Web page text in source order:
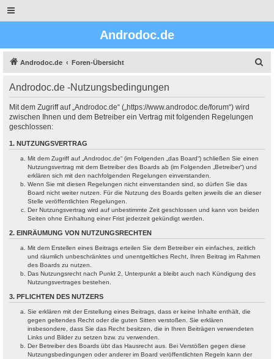
Androdoc.de
Androdoc.de Foren-Übersicht
Androdoc.de -Nutzungsbedingungen
Mit dem Zugriff auf „Androdoc.de“ („https://www.androdoc.de/forum“) wird
zwischen Ihnen und dem Betreiber ein Vertrag mit folgenden Regelungen
geschlossen:
1. NUTZUNGSVERTRAG
Mit dem Zugriff auf „Androdoc.de“ (im Folgenden „das Board“) schließen Sie einen
Nutzungsvertrag mit dem Betreiber des Boards ab (im Folgenden „Betreiber“) und
erklären sich mit den nachfolgenden Regelungen einverstanden.
Wenn Sie mit diesen Regelungen nicht einverstanden sind, so dürfen Sie das
Board nicht weiter nutzen. Für die Nutzung des Boards gelten jeweils die an dieser
Stelle veröffentlichten Regelungen.
Der Nutzungsvertrag wird auf unbestimmte Zeit geschlossen und kann von beiden
Seiten ohne Einhaltung einer Frist jederzeit gekündigt werden.
2. EINRÄUMUNG VON NUTZUNGSRECHTEN
Mit dem Erstellen eines Beitrags erteilen Sie dem Betreiber ein einfaches, zeitlich
und räumlich unbeschränktes und unentgeltliches Recht, Ihren Beitrag im Rahmen
des Boards zu nutzen.
Das Nutzungsrecht nach Punkt 2, Unterpunkt a bleibt auch nach Kündigung des
Nutzungsvertrages bestehen.
3. PFLICHTEN DES NUTZERS
Sie erklären mit der Erstellung eines Beitrags, dass er keine Inhalte enthält, die
gegen geltendes Recht oder die guten Sitten verstoßen. Sie erklären
insbesondere, dass Sie das Recht besitzen, die in Ihren Beiträgen verwendeten
Links und Bilder zu setzen bzw. zu verwenden.
Der Betreiber des Boards übt das Hausrecht aus. Bei Verstößen gegen diese
Nutzungsbedingungen oder anderer im Board veröffentlichten Regeln kann der